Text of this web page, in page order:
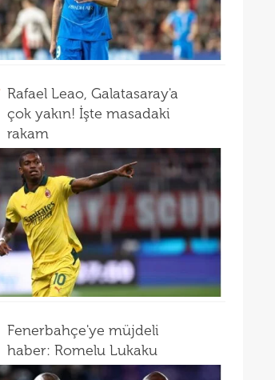
Rafael Leao, Galatasaray'a
çok yakın! İşte masadaki
rakam
Fenerbahçe'ye müjdeli
haber: Romelu Lukaku